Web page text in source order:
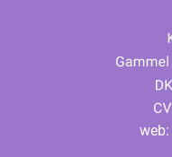
web: